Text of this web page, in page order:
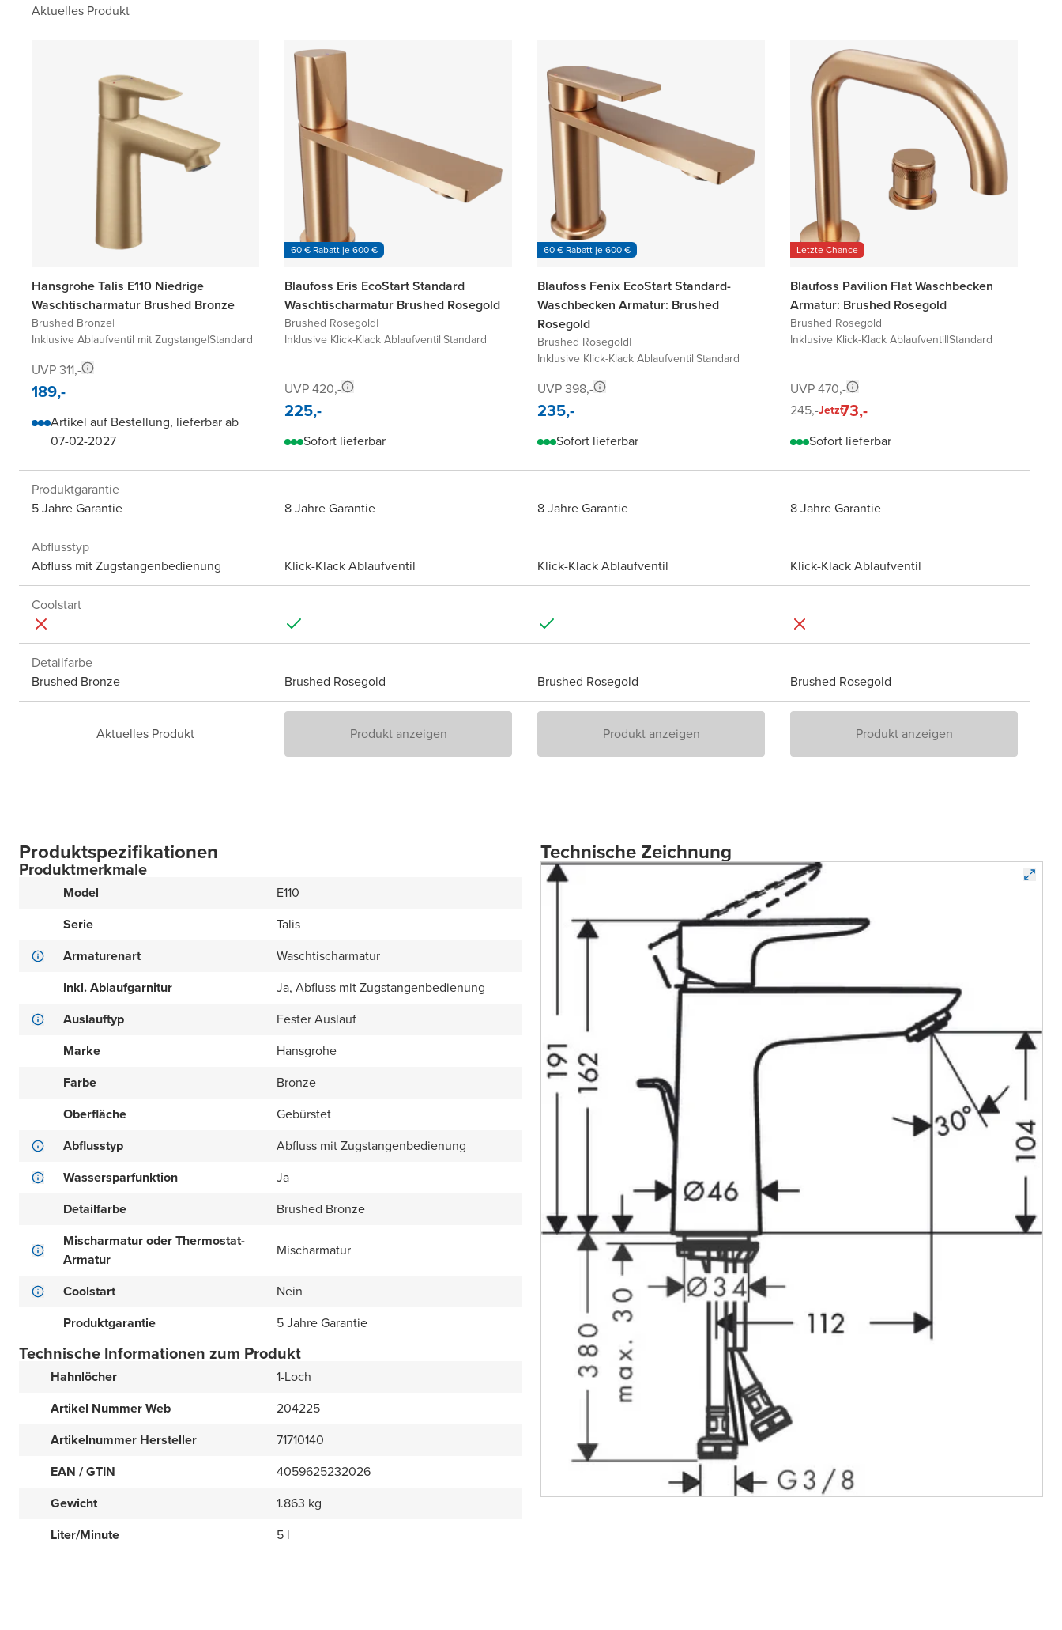
Aktuelles Produkt
Hansgrohe Talis E110 Niedrige
Waschtischarmatur Brushed Bronze
Brushed Bronze|
Inklusive Ablaufventil mit Zugstange|Standard
UVP 311,-
189,-
Artikel auf Bestellung, lieferbar ab
07-02-2027
60 € Rabatt je 600 €
Blaufoss Eris EcoStart Standard
Waschtischarmatur Brushed Rosegold
Brushed Rosegold|
Inklusive Klick-Klack Ablaufventil|Standard
UVP 420,-
225,-
Sofort lieferbar
60 € Rabatt je 600 €
Blaufoss Fenix EcoStart Standard-
Waschbecken Armatur: Brushed
Rosegold
Brushed Rosegold|
Inklusive Klick-Klack Ablaufventil|Standard
UVP 398,-
235,-
Sofort lieferbar
Letzte Chance
Blaufoss Pavilion Flat Waschbecken
Armatur: Brushed Rosegold
Brushed Rosegold|
Inklusive Klick-Klack Ablaufventil|Standard
UVP 470,-
245,-Jetzt73,-
Sofort lieferbar
Produktgarantie
5 Jahre Garantie
8 Jahre Garantie 8 Jahre Garantie 8 Jahre Garantie
Abflusstyp
Abfluss mit Zugstangenbedienung
Klick-Klack Ablaufventil Klick-Klack Ablaufventil Klick-Klack Ablaufventil
Coolstart
Detailfarbe
Brushed Bronze
Brushed Rosegold Brushed Rosegold Brushed Rosegold
Aktuelles Produkt Produkt anzeigen Produkt anzeigen Produkt anzeigen
Produktspezifikationen
Produktmerkmale
Model
E110
Serie
Talis
Armaturenart
Waschtischarmatur
Inkl. Ablaufgarnitur
Ja, Abfluss mit Zugstangenbedienung
Auslauftyp
Fester Auslauf
Marke
Hansgrohe
Farbe
Bronze
Oberfläche
Gebürstet
Abflusstyp
Abfluss mit Zugstangenbedienung
Wassersparfunktion
Ja
Detailfarbe
Brushed Bronze
Mischarmatur oder Thermostat-
Armatur
Mischarmatur
Coolstart
Nein
Produktgarantie
5 Jahre Garantie
Technische Informationen zum Produkt
Hahnlöcher
1-Loch
Artikel Nummer Web
204225
Artikelnummer Hersteller
71710140
EAN / GTIN
4059625232026
Gewicht
1.863 kg
Liter/Minute
5 l
Technische Zeichnung